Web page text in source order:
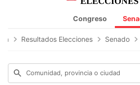
Congreso
Resultados Elecciones Senado
Comunidad, provincia o ciudad